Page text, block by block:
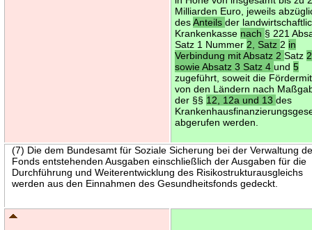
Milliarden Euro, jeweils
desAnteilsder
Krankenkasse nach § 221
Satz 1 Nummer 2, Satz 2 in
Verbindung mit Absatz 2Satz 2
sowie Absatz 3 Satz 4und5
zugeführt, soweit die
von den Ländern nach
der §§ 12, 12a und 13des
abgerufen werden.
(7) Die dem Bundesamt für Soziale Sicherung bei der Verwaltung
Fonds entstehenden Ausgaben einschließlich der Ausgaben für die
Durchführung und Weiterentwicklung des Risikostrukturausgleichs
werden aus den Einnahmen des Gesundheitsfonds gedeckt.